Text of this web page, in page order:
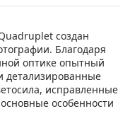
создан
Благодаря
оптике опытный
детализированные
исправленные
особенности